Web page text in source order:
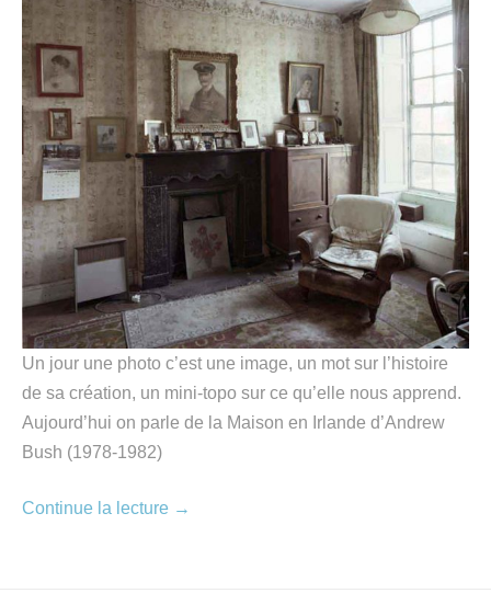
Un jour une photo c’est une image, un mot sur l’histoire
de sa création, un mini-topo sur ce qu’elle nous apprend.
Aujourd’hui on parle de la Maison en Irlande d’Andrew
Bush (1978-1982)
Continue la lecture →